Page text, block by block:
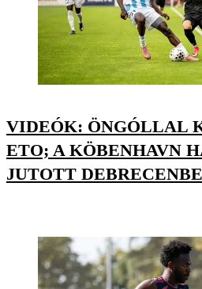
VIDEÓK: ÖNGÓLLAL
ETO; A KÖBENHAVN
JUTOTT